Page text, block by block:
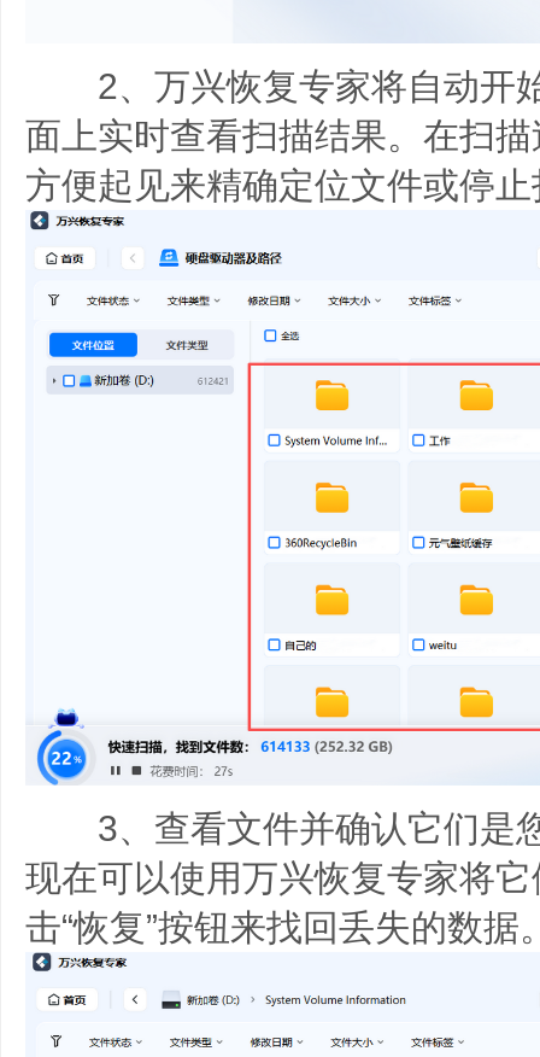
2、万兴恢复专家将自动开
面上实时查看扫描结果。在扫
方便起见来精确定位文件或停
3、查看文件并确认它们是
现在可以使用万兴恢复专家将
击“恢复”按钮来找回丢失的数据